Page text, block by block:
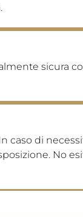
sicura
caso di
No